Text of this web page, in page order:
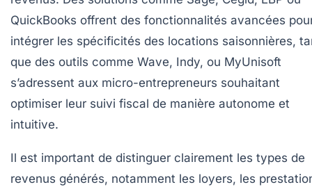
QuickBooks offrent des fonctionnalités avancées
intégrer les spécificités des locations saisonnières,
que des outils comme Wave, Indy, ou MyUnisoft
s’adressent aux micro-entrepreneurs souhaitant
optimiser leur suivi fiscal de manière autonome et
intuitive.
Il est important de distinguer clairement les types de
revenus générés, notamment les loyers, les